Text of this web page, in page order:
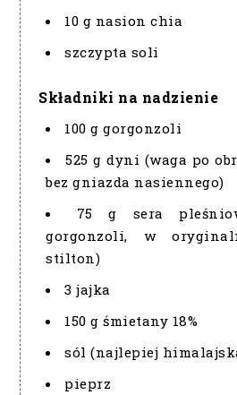
10 g nasion chia
szczypta soli
Składniki na nadzienie
100 g gorgonzoli
525 g dyni (waga po
bez gniazda nasiennego)
75 g sera
gorgonzoli, w
stilton)
3 jajka
150 g śmietany 18%
sól (najlepiej
pieprz